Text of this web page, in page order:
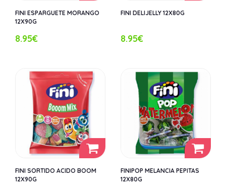
FINI ESPARGUETE MORANGO
12X90G
8.95€
FINI DELIJELLY 12X80G
8.95€
FINI SORTIDO ACIDO BOOM
12X90G
FINIPOP MELANCIA PEPITAS
12X80G